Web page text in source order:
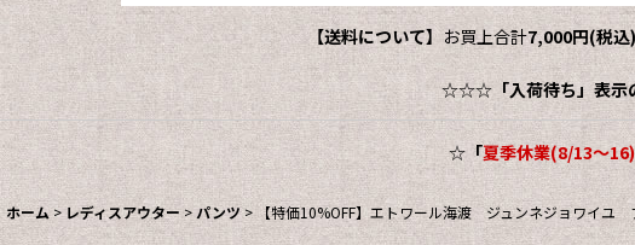
【送料について】 お買上合計7,000円(税込
☆☆☆ 「入荷待ち」表
☆ 「夏季休業(8/13～
ホーム > レディスアウター > パンツ> 【特価10%OFF】エトワール海渡 ジュンネジョワイユ